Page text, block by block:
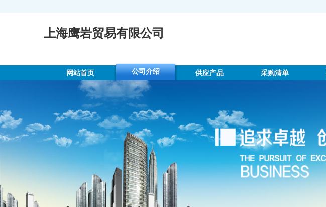
上海鹰岩贸易有限公司
网站首页 公司介绍 供应产品 采购清单